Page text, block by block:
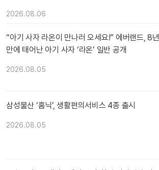
2026.08.06
“아기 사자 라온이 만나러 오세요!” 에버랜드, 8년
만에 태어난 아기 사자 ‘라온’ 일반 공개
2026.08.05
삼성물산 ‘홈닉’, 생활편의서비스 4종 출시
2026.08.05